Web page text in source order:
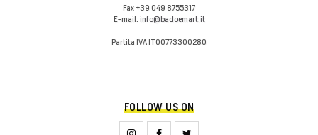
Fax +39 049 8755317
E-mail: info@badoemart.it
Partita IVA IT00773300280
FOLLOW US ON